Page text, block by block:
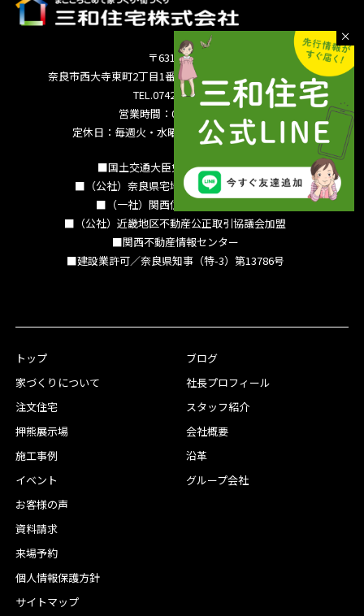
〒631-0821
奈良市西大寺東町2丁目1番63号サンワシティ西大寺5F
TEL.0742-36-3035
営業時間：09:00～18:00
定休日：毎週火・水曜日 夏季休暇 年末年始
■国土交通大臣免許（15）994号
■（公社）奈良県宅地建物取引業協会会員
■（一社）関西住宅産業協会会員
■（公社）近畿地区不動産公正取引協議会加盟
■関西不動産情報センター
■建設業許可／奈良県知事（特-3）第13786号
トップ
家づくりについて
注文住宅
押熊展示場
施工事例
イベント
お客様の声
ブログ
社長プロフィール
スタッフ紹介
会社概要
沿革
グループ会社
資料請求
来場予約
個人情報保護方針
サイトマップ